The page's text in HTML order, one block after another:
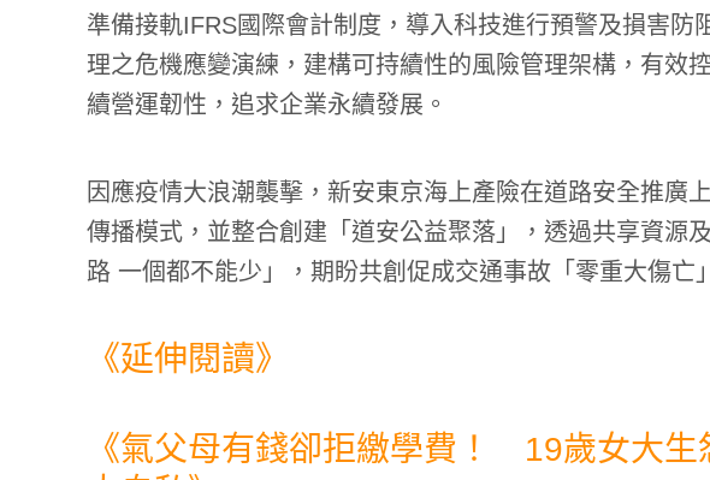
準備接軌IFRS國際會計制度，導入科技進行預警及損害防
理之危機應變演練，建構可持續性的風險管理架構，有效
續營運韌性，追求企業永續發展。
因應疫情大浪潮襲擊，新安東京海上產險在道路安全推廣
傳播模式，並整合創建「道安公益聚落」，透過共享資源
路 一個都不能少」，期盼共創促成交通事故「零重大傷亡
《延伸閱讀》
《氣父母有錢卻拒繳學費！ 19歲女大生